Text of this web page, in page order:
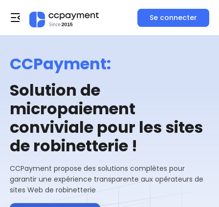
Se connecter
CCPayment:
Solution de
micropaiement
conviviale pour les sites
de robinetterie !
CCPayment propose des solutions complètes pour
garantir une expérience transparente aux opérateurs de
sites Web de robinetterie